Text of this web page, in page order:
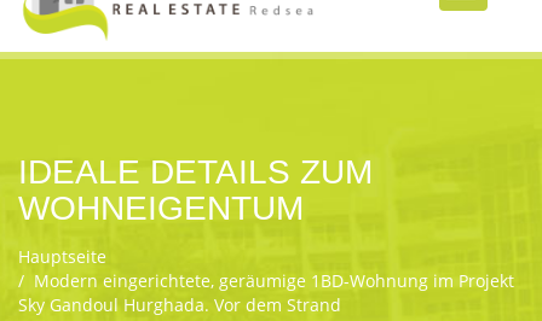
IDEALE DETAILS ZUM
WOHNEIGENTUM
Hauptseite
Modern eingerichtete, geräumige 1BD-Wohnung im Projekt
Sky Gandoul Hurghada. Vor dem Strand